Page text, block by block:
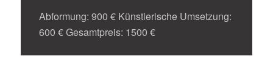
Abformung: 900 € Künstlerische Umsetzung:
600 € Gesamtpreis: 1500 €